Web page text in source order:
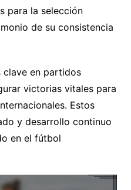
para la selección
de su consistencia
clave en partidos
victorias vitales para
Estos
y desarrollo continuo
en el fútbol